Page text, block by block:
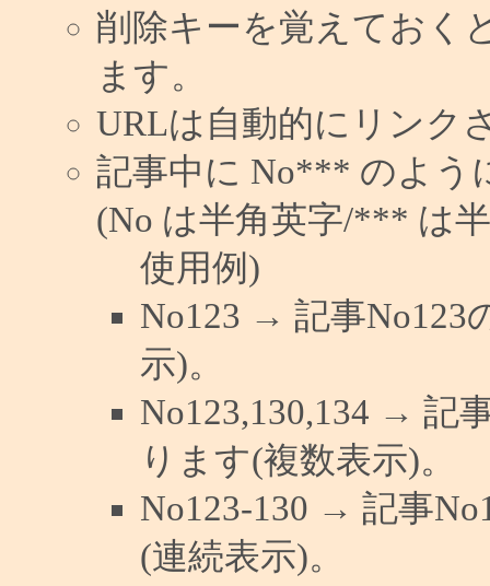
削除キーを覚えておく
ます。
URLは自動的にリンク
記事中に No*** のよう
(No は半角英字/*** は
使用例)
No123 → 記事No123
示)。
No123,130,134 → 記
ります(複数表示)。
No123-130 → 記事
(連続表示)。